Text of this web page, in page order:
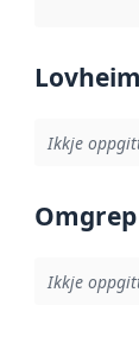
Ikkje
Ikkje